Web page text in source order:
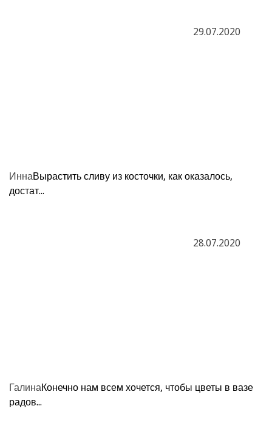
29.07.2020
ИннаВырастить сливу из косточки, как оказалось,
достат...
28.07.2020
ГалинаКонечно нам всем хочется, чтобы цветы в вазе
радов...